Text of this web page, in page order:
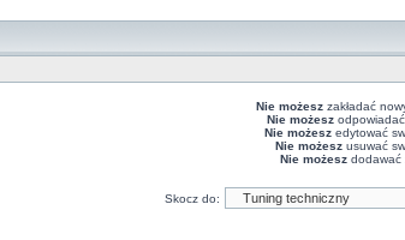
Nie możesz zakładać
Nie możesz
Nie możesz edytować
Nie możesz usuwać
Nie możesz dodawać
Skocz do: